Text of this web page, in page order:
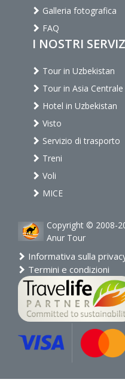
Galleria fotografica
FAQ
I NOSTRI
Tour in Uzbekistan
Tour in Asia Centrale
Hotel in Uzbekistan
Visto
Servizio di trasporto
Treni
Voli
MICE
Copyright © 2008-
Anur Tour
Informativa sulla
Termini e condizioni